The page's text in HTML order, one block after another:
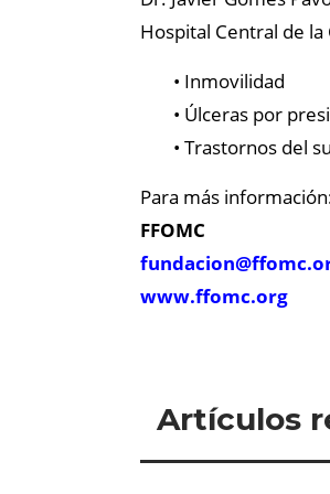
Hospital Central de la
• Inmovilidad
• Úlceras por
• Trastornos del
Para más
FFOMC
fundacion@
www.ffomc.org
Artículos